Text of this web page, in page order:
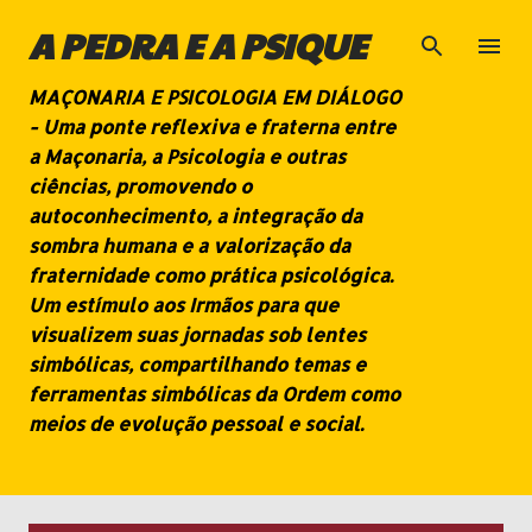
Pular para o conteúdo principal
A PEDRA E A PSIQUE
MAÇONARIA E PSICOLOGIA EM DIÁLOGO
- Uma ponte reflexiva e fraterna entre
a Maçonaria, a Psicologia e outras
ciências, promovendo o
autoconhecimento, a integração da
sombra humana e a valorização da
fraternidade como prática psicológica.
Um estímulo aos Irmãos para que
visualizem suas jornadas sob lentes
simbólicas, compartilhando temas e
ferramentas simbólicas da Ordem como
meios de evolução pessoal e social.